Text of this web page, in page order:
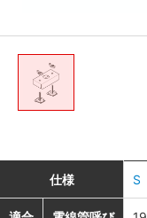
仕様
S